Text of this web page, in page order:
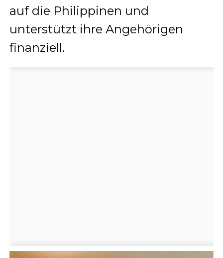
auf die Philippinen und
unterstützt ihre Angehörigen
finanziell.